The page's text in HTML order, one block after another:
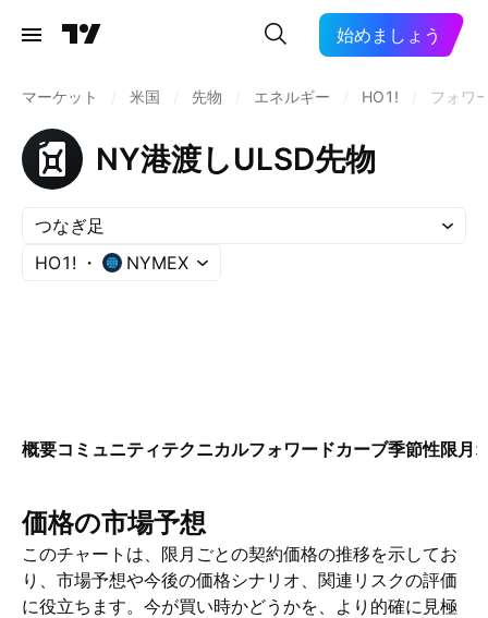
始めましょう
マーケット 米国 先物 エネルギー HO1! フォワ
NY港渡しULSD先物
つなぎ足
HO1!
NYMEX
概要コミュニティテクニカルフォワードカーブ季節性限月
価格の市場予想
このチャートは、限月ごとの契約価格の推移を示してお
り、市場予想や今後の価格シナリオ、関連リスクの評価
に役立ちます。今が買い時かどうかを、より的確に見極